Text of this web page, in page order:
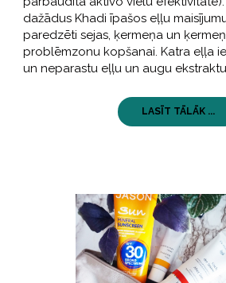
dažādus Khadi īpašos eļļu
paredzēti sejas, ķermeņa un
problēmzonu kopšanai. Katra eļļa
un neparastu eļļu un augu ekstraktu
LASĪT TĀLĀK ...